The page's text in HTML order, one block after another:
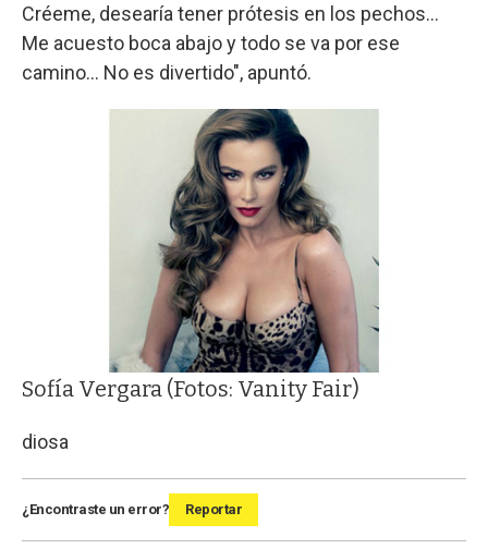
Créeme, desearía tener prótesis en los pechos...
Me acuesto boca abajo y todo se va por ese
camino... No es divertido", apuntó.
Sofía Vergara (Fotos: Vanity Fair)
diosa
¿Encontraste un error? Reportar